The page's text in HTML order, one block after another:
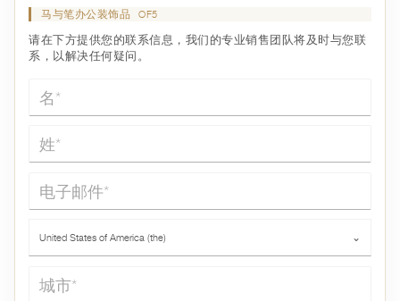
马与笔办公装饰品 OF5
请在下方提供您的联系信息，我们的专业销售团队将及时与您联
系，以解决任何疑问。
名*
姓*
电子邮件*
United States of America (the) ⌄
城市*